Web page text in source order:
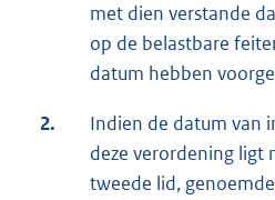
met dien verstande
op de belastbare
datum hebben
2.
Indien de datum van
deze verordening ligt
tweede lid,